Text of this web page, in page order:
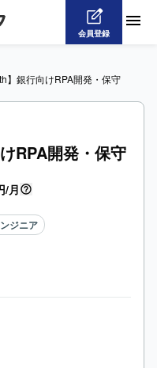
会員登録
】銀行向けRPA開発・保守
RPA開発・保守
/月
ジニア